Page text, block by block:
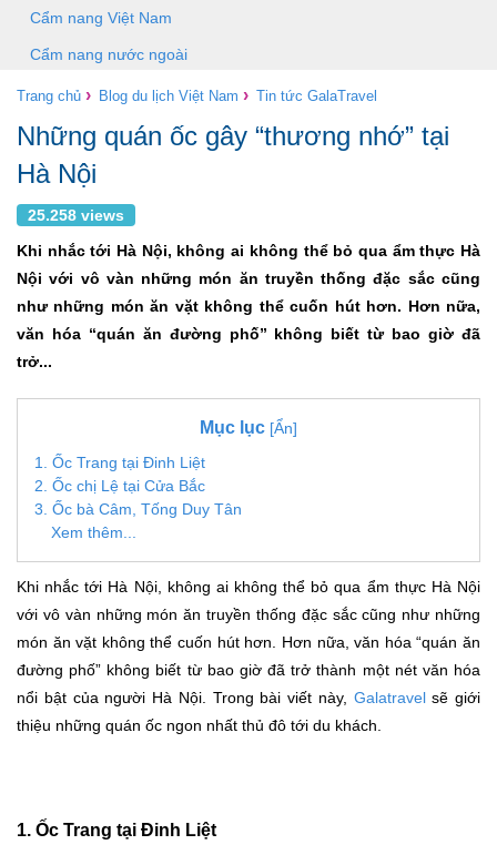
Cẩm nang Việt Nam
Cẩm nang nước ngoài
Trang chủ › Blog du lịch Việt Nam › Tin tức GalaTravel
Những quán ốc gây “thương nhớ” tại
Hà Nội
25.258 views
Khi nhắc tới Hà Nội, không ai không thể bỏ qua ẩm thực Hà
Nội với vô vàn những món ăn truyền thống đặc sắc cũng
như những món ăn vặt không thể cuốn hút hơn. Hơn nữa,
văn hóa “quán ăn đường phố” không biết từ bao giờ đã
trở...
Mục lục [Ẩn]
1. Ốc Trang tại Đinh Liệt
2. Ốc chị Lệ tại Cửa Bắc
3. Ốc bà Câm, Tống Duy Tân
Xem thêm...
Khi nhắc tới Hà Nội, không ai không thể bỏ qua ẩm thực Hà Nội
với vô vàn những món ăn truyền thống đặc sắc cũng như những
món ăn vặt không thể cuốn hút hơn. Hơn nữa, văn hóa “quán ăn
đường phố” không biết từ bao giờ đã trở thành một nét văn hóa
nổi bật của người Hà Nội. Trong bài viết này, Galatravelsẽ giới
thiệu những quán ốc ngon nhất thủ đô tới du khách.
1. Ốc Trang tại Đinh Liệt